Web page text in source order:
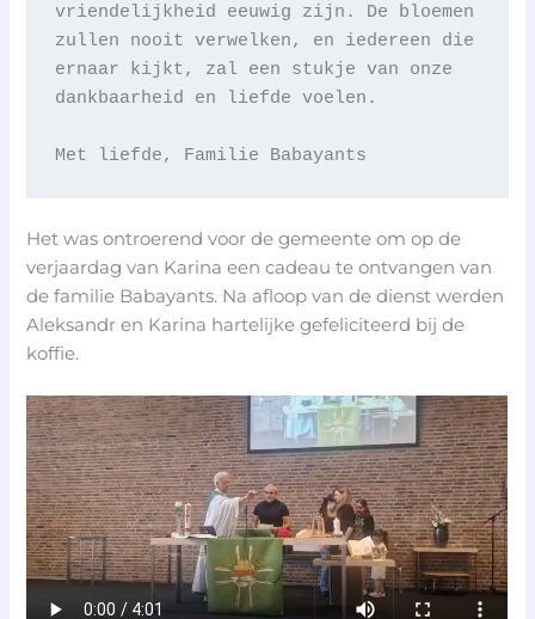
vriendelijkheid eeuwig zijn. De bloemen
zullen nooit verwelken, en iedereen die
ernaar kijkt, zal een stukje van onze
dankbaarheid en liefde voelen.
Met liefde, Familie Babayants
Het was ontroerend voor de gemeente om op de
verjaardag van Karina een cadeau te ontvangen van
de familie Babayants. Na afloop van de dienst werden
Aleksandr en Karina hartelijke gefeliciteerd bij de
koffie.